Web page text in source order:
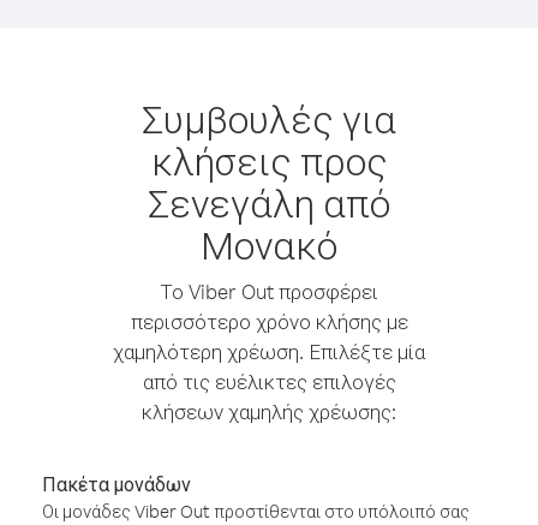
Συμβουλές για
κλήσεις προς
Σενεγάλη από
Μονακό
Το Viber Out προσφέρει
περισσότερο χρόνο κλήσης με
χαμηλότερη χρέωση. Επιλέξτε μία
από τις ευέλικτες επιλογές
κλήσεων χαμηλής χρέωσης:
Πακέτα μονάδων
Οι μονάδες Viber Out προστίθενται στο υπόλοιπό σας